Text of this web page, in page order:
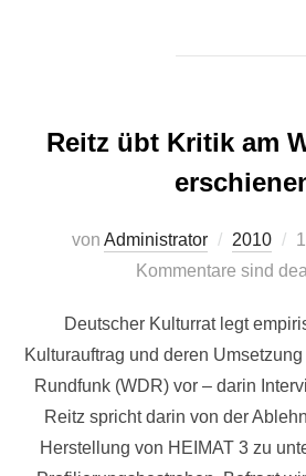
Reitz übt Kritik am
von Administrator 2010
Kommentare sind
Deutscher Kulturrat legt
Kulturauftrag und deren
Rundfunk (WDR) vor – darin
Reitz spricht darin von der
Herstellung von HEIMAT 3 zu